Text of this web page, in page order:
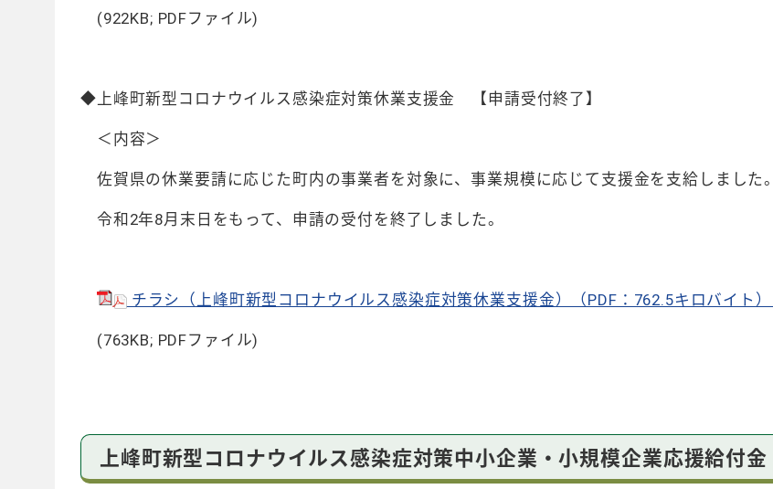
(922KB; PDFファイル)
◆上峰町新型コロナウイルス感染症対策休業支援金 【申請受付終了】
＜内容＞
佐賀県の休業要請に応じた町内の事業者を対象に、事業規模に応じて支援金を支給しました。
令和2年8月末日をもって、申請の受付を終了しました。
チラシ（上峰町新型コロナウイルス感染症対策休業支援金）（PDF：762.5キロバイト）
(763KB; PDFファイル)
上峰町新型コロナウイルス感染症対策中小企業・小規模企業応援給付金